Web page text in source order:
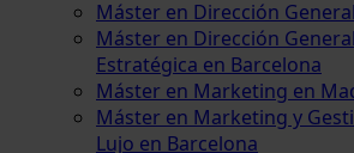
Máster en Dirección
Máster en Dirección
Estratégica en Barcelona
Máster en Marketing en
Máster en Marketing y
Lujo en Barcelona